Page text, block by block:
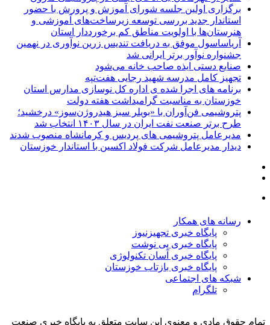
برگزاری اولین جلسه شورای آموزش و پرورش با حضور
استاندار جدید بررسی توسعه زیرساخت‌های آموزشی و
هنرستان‌ها با اولویت مناطق کم برخورددار استان
آریاساسول موفق به دریافت تندیس زرین نوآوری در نهمین
جشنواره نوآور برتر ایرانی شد
صنایع دستی ایذه صاحب خانه می‌شود
تجهیز کامل مدرسه شهید رجایی هفت‌تپه
برنامه های اجرا شده ی اداره کل نوسازی مدارس استان
خوزستان به مناسبت گرامیداشت هفته دولت
پتروشیمی فن‌آوران با «بویلر سبز هیدروژن‌سوز» درخشید؛
طرح برتر صنعت نفت ایران در سال ۱۴۰۳ انتخاب شد
مدیرعامل پتروشیمی های پردیس و کرمانشاه منصوب شدند
دیدار مدیرعامل شرکت فولاد اکسین با استاندار خوزستان
رسانه های همکار
پایگاه خبری تجهیزنیوز
پایگاه خبری پی نوشت
پایگاه خبری آسان تکنولوژی
پایگاه خبری بازتاب خوزستان
شبکه های اجتماعی
تلگرام
تمام حقوق مادی و معنوی این سایت متعلق به پایگاه خبری صنعت